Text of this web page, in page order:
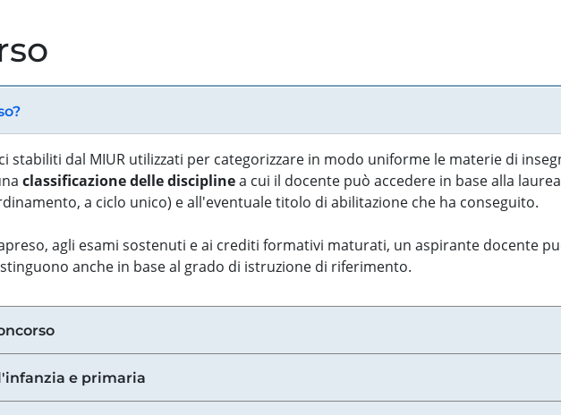
stabiliti dal MIUR utilizzati per categorizzare in modo uniforme le materie di
classificazione delle disciplinea cui il docente può accedere in base alla
a ciclo unico) e all'eventuale titolo di abilitazione che ha conseguito.
agli esami sostenuti e ai crediti formativi maturati, un aspirante docente
anche in base al grado di istruzione di riferimento.
e primaria